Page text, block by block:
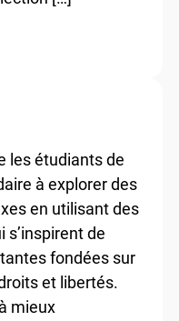
les étudiants de
à explorer des
en utilisant des
s’inspirent de
fondées sur
et libertés.
mieux